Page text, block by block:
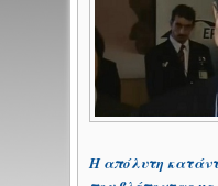
Η απόλυτη